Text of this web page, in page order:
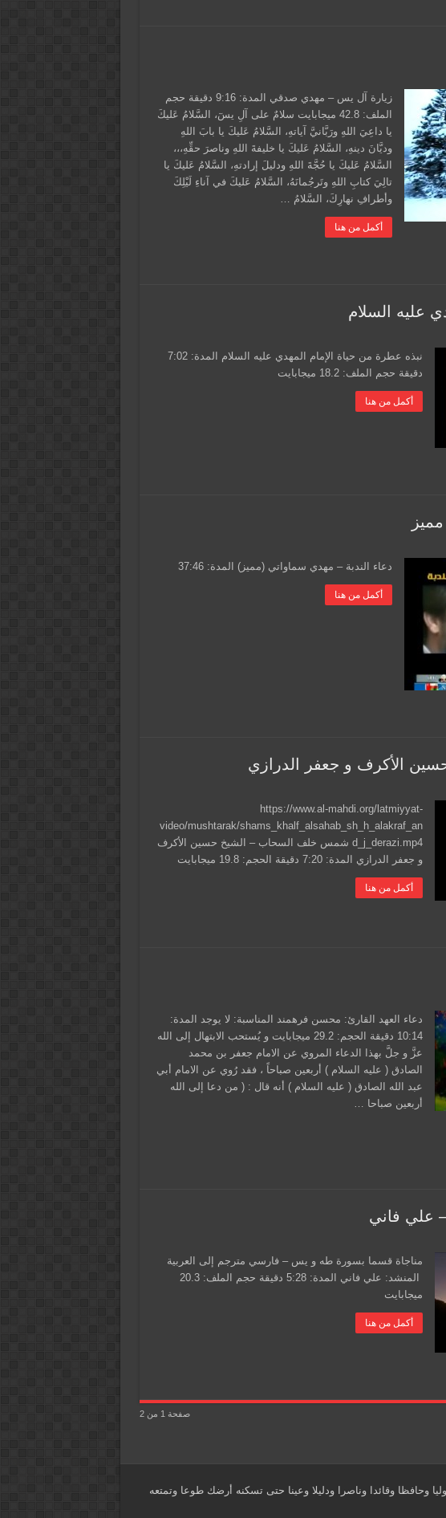
زيارة آل يس – مهدي صدقي المدة: 9:16 دقيقة حجم
الملف: 42.8 ميجابايت سلامٌ على آلِ يسٓ، السَّلامُ عَليكَ
يا داعِيَ اللهِ ورَبَّانيَّ آياتهِ، السَّلامُ عَليكَ يا بابَ اللهِ
وديَّانَ دينهِ، السَّلامُ عَليكَ يا خليفةَ اللهِ وناصرَ حقِّهِ،،،
السَّلامُ عَليكَ يا حُجَّةَ اللهِ ودليلَ إرادتهِ، السَّلامُ عَليكَ يا
تالِيَ كتابِ اللهِ وتَرجُمانَهُ، السَّلامُ عَليكَ في آناءِ لَيْلِكَ
وأطرافِ نهارِكَ، السَّلامُ …
أكمل من هنا
عليه السلام
نبذه عطرة من حياة الإمام المهدي عليه السلام المدة: 7:02
دقيقة حجم الملف: 18.2 ميجابايت
أكمل من هنا
دعاء الندبة – مهدي سماواتي (مميز) المدة: 37:46
أكمل من هنا
الأكرف و جعفر الدرازي
https://www.al-mahdi.org/latmiyyat-
video/mushtarak/shams_khalf_alsahab_sh_h_alakraf_an
d_j_derazi.mp4 شمس خلف السحاب – الشيخ حسين الأكرف
و جعفر الدرازي المدة: 7:20 دقيقة الحجم: 19.8 ميجابايت
أكمل من هنا
دعاء العهد القارئ: محسن فرهمند المناسبة: لا يوجد المدة:
10:14 دقيقة الحجم: 29.2 ميجابايت و يُستحب الابتهال إلى الله
عزَّ و جلَّ بهذا الدعاء المروي عن الامام جعفر بن محمد
الصادق ( عليه السلام ) أربعين صباحاً ، فقد رُوي عن الامام أبي
عبد الله الصادق ( عليه السلام ) أنه قال : ( من دعا إلى الله
أربعين صباحا …
علي فاني
مناجاة قسما بسورة طه و يس – فارسي مترجم إلى العربية
المنشد: علي فاني المدة: 5:28 دقيقة حجم الملف: 20.3
ميجابايت
أكمل من هنا
صفحة 1 من 2
وحافظا وقائدا وناصرا ودليلا وعينا حتى تسكنه أرضك طوعا وتمتعه